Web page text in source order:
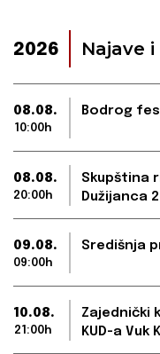
2026 Najave
08.08.
10:00h
Bodrog
08.08.
20:00h
Skupština
Dužijanca
09.08.
09:00h
Središnja
10.08.
21:00h
Zajednički
KUD-a Vuk